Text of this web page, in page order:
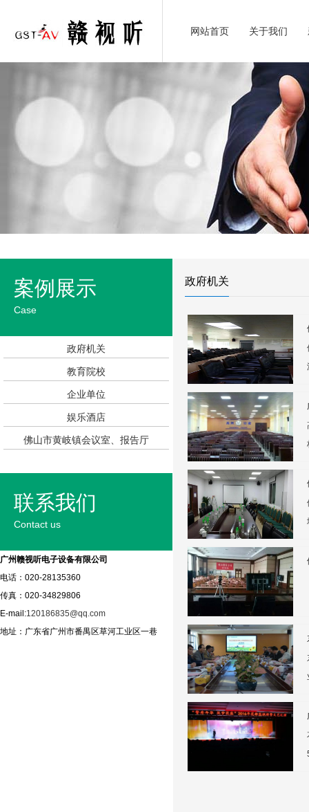
网站首页 关于我们
案例展示
Case
政府机关
教育院校
企业单位
娱乐酒店
佛山市黄岐镇会议室、报告厅
联系我们
Contact us
广州赣视听电子设备有限公司
电话：020-28135360
传真：020-34829806
E-mail:120186835@qq.com
地址：广东省广州市番禺区草河工业区一巷
政府机关